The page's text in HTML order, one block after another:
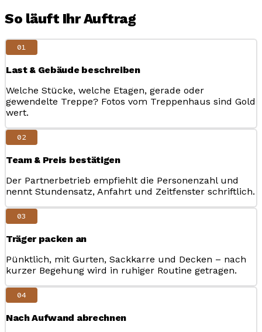
So läuft Ihr Auftrag
01
Last & Gebäude beschreiben
Welche Stücke, welche Etagen, gerade oder
gewendelte Treppe? Fotos vom Treppenhaus sind Gold
wert.
02
Team & Preis bestätigen
Der Partnerbetrieb empfiehlt die Personenzahl und
nennt Stundensatz, Anfahrt und Zeitfenster schriftlich.
03
Träger packen an
Pünktlich, mit Gurten, Sackkarre und Decken – nach
kurzer Begehung wird in ruhiger Routine getragen.
04
Nach Aufwand abrechnen